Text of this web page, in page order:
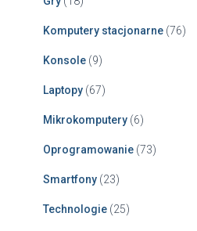
Komputery stacjonarne (76)
Konsole (9)
Laptopy (67)
Mikrokomputery (6)
Oprogramowanie (73)
Smartfony (23)
Technologie (25)